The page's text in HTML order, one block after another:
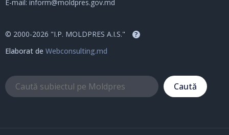
E-mail: inform@moldpres.gov.md
© 2000-2026 "I.P. MOLDPRES A.I.S." ?
Elaborat de Webconsulting.md
Caută